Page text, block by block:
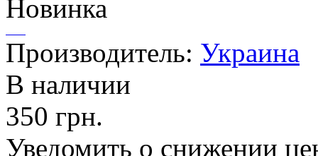
Новинка
Производитель: Украина
В наличии
350 грн.
Уведомить о снижении